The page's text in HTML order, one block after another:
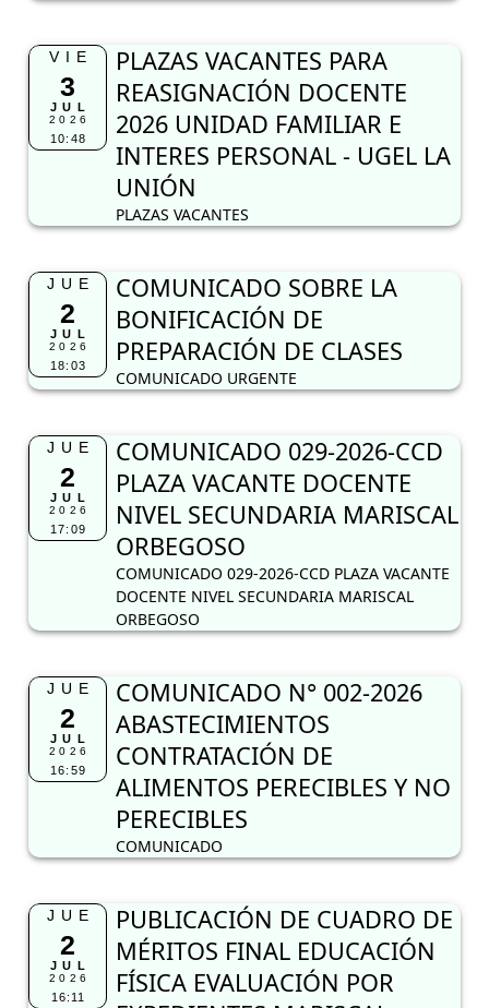
VIE
3
JUL
2026
10:48
PLAZAS VACANTES PARA
REASIGNACIÓN DOCENTE
2026 UNIDAD FAMILIAR E
INTERES PERSONAL - UGEL LA
UNIÓN
PLAZAS VACANTES
JUE
2
JUL
2026
18:03
COMUNICADO SOBRE LA
BONIFICACIÓN DE
PREPARACIÓN DE CLASES
COMUNICADO URGENTE
JUE
2
JUL
2026
17:09
COMUNICADO 029-2026-CCD
PLAZA VACANTE DOCENTE
NIVEL SECUNDARIA MARISCAL
ORBEGOSO
COMUNICADO 029-2026-CCD PLAZA VACANTE
DOCENTE NIVEL SECUNDARIA MARISCAL
ORBEGOSO
JUE
2
JUL
2026
16:59
COMUNICADO N° 002-2026
ABASTECIMIENTOS
CONTRATACIÓN DE
ALIMENTOS PERECIBLES Y NO
PERECIBLES
COMUNICADO
JUE
2
JUL
2026
16:11
PUBLICACIÓN DE CUADRO DE
MÉRITOS FINAL EDUCACIÓN
FÍSICA EVALUACIÓN POR